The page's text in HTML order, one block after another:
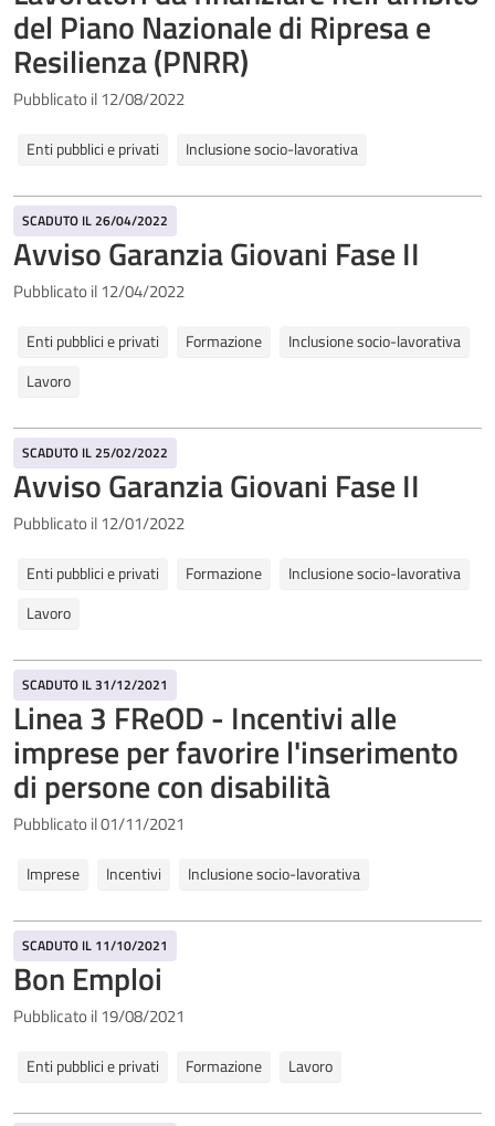
del Piano Nazionale di Ripresa e
Resilienza (PNRR)
Pubblicato il 12/08/2022
Enti pubblici e privati Inclusione socio-lavorativa
SCADUTO IL 26/04/2022
Avviso Garanzia Giovani Fase II
Pubblicato il 12/04/2022
Enti pubblici e privati Formazione
Inclusione socio-lavorativa
Lavoro
SCADUTO IL 25/02/2022
Avviso Garanzia Giovani Fase II
Pubblicato il 12/01/2022
Enti pubblici e privati Formazione
Inclusione socio-lavorativa
Lavoro
SCADUTO IL 31/12/2021
Linea 3 FReOD - Incentivi alle
imprese per favorire l'inserimento
di persone con disabilità
Pubblicato il 01/11/2021
Imprese Incentivi Inclusione socio-lavorativa
SCADUTO IL 11/10/2021
Bon Emploi
Pubblicato il 19/08/2021
Enti pubblici e privati Formazione Lavoro